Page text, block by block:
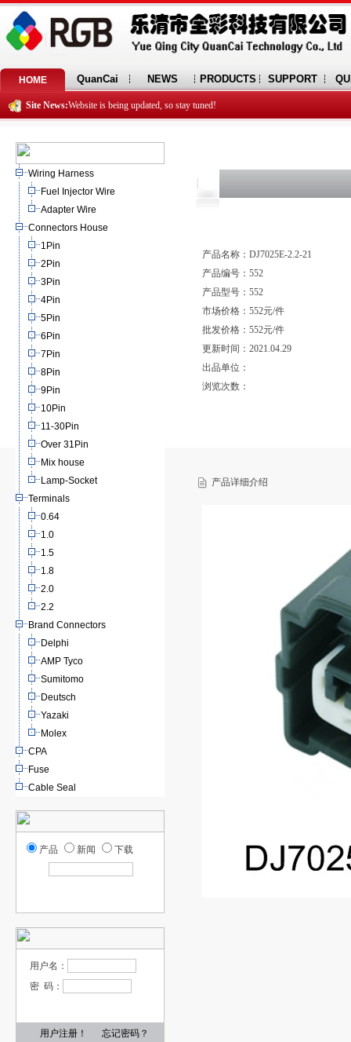
HOME QuanCai NEWS PRODUCTS SUPPORT
Site News:Website is being updated, so stay tuned!
Wiring Harness
Fuel Injector Wire
Adapter Wire
Connectors House
1Pin
2Pin
3Pin
4Pin
5Pin
6Pin
7Pin
8Pin
9Pin
10Pin
11-30Pin
Over 31Pin
Mix house
Lamp-Socket
Terminals
0.64
1.0
1.5
1.8
2.0
2.2
Brand Connectors
Delphi
AMP Tyco
Sumitomo
Deutsch
Yazaki
Molex
CPA
Fuse
Cable Seal
产品 新闻 下载
用户名：
密 码：
用户注册！ 忘记密码？
产品名称：DJ7025E-2.2-21
产品编号：552
产品型号：552
市场价格：552元/件
批发价格：552元/件
更新时间：2021.04.29
出品单位：
浏览次数：
产品详细介绍